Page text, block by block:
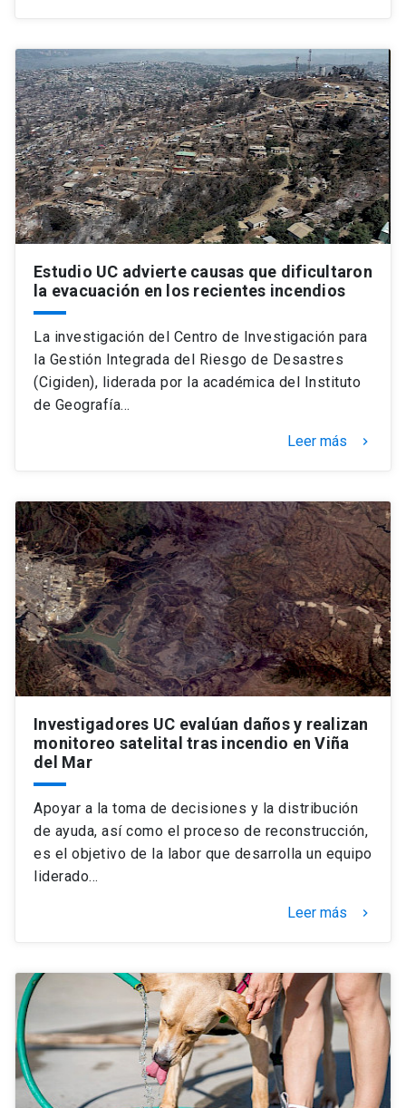
Estudio UC advierte causas que dificultaron
la evacuación en los recientes incendios
La investigación del Centro de Investigación para
la Gestión Integrada del Riesgo de Desastres
(Cigiden), liderada por la académica del Instituto
de Geografía…
Leer más keyboard_arrow_right
Investigadores UC evalúan daños y realizan
monitoreo satelital tras incendio en Viña
del Mar
Apoyar a la toma de decisiones y la distribución
de ayuda, así como el proceso de reconstrucción,
es el objetivo de la labor que desarrolla un equipo
liderado…
Leer más keyboard_arrow_right